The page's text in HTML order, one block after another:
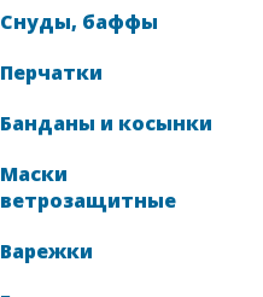
Снуды, баффы
Перчатки
Банданы и косынки
Маски
ветрозащитные
Варежки